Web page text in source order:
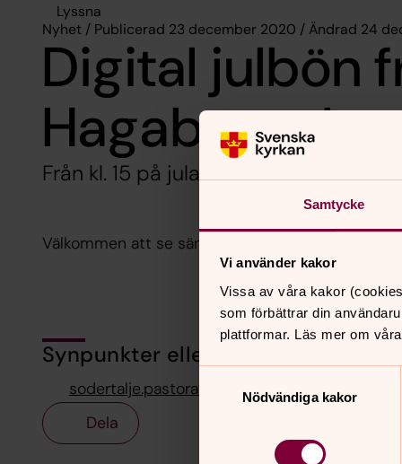
Samtycke
Vi använder kakor
Vissa av våra kakor
som förbättrar din
plattformar. Läs mer om
Nödvändiga kakor
Lyssna
Nyhet / Publicerad 23 december 2020 / Ändrad 24
Digital julbön
Hagabergs
Från kl. 15 på julafton på YouTube
Välkommen att se sändningen på vår YouTube-
Synpunkter eller frågor på sidans
sodertalje.pastorat@svenskakyrkan.se
Dela